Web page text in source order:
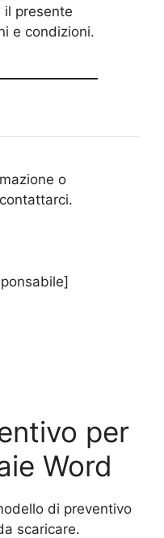
il presente
e condizioni.
o
per
Word
di preventivo
scaricare.